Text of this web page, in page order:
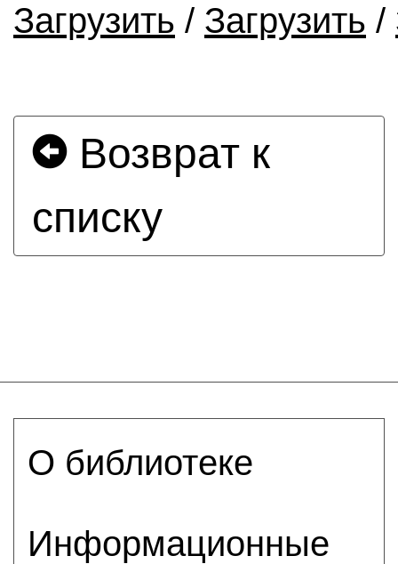
Загрузить / Загрузить /
Возврат к
списку
О библиотеке
Информационные